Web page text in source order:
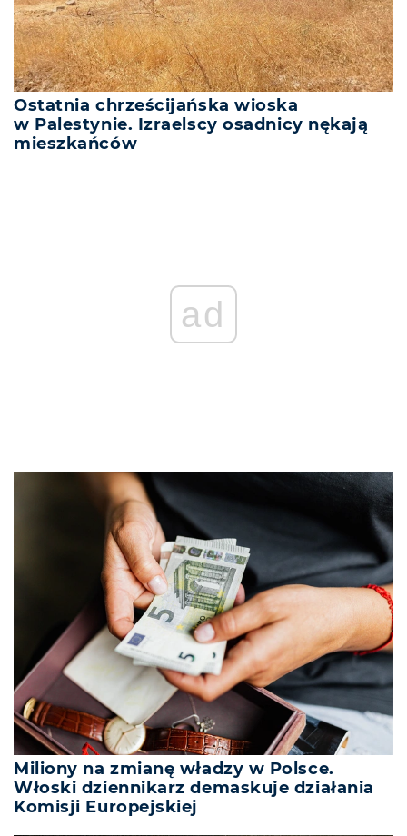
Ostatnia chrześcijańska wioska
w Palestynie. Izraelscy osadnicy nękają
mieszkańców
ad
Miliony na zmianę władzy w Polsce.
Włoski dziennikarz demaskuje działania
Komisji Europejskiej